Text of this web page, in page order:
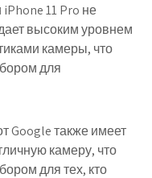
11 Pro не
высоким уровнем
камеры, что
для
Google также имеет
камеру, что
для тех, кто